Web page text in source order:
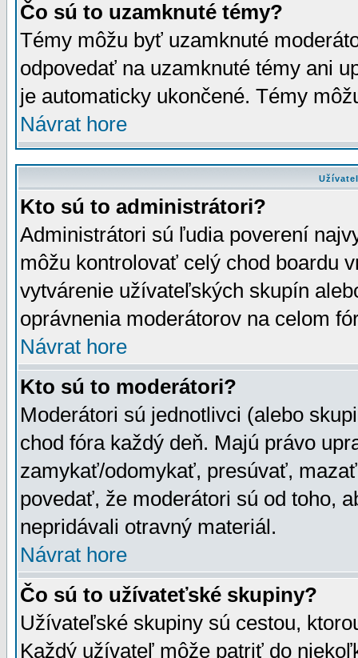
Čo sú to uzamknuté témy?
Témy môžu byť uzamknuté
odpovedať na uzamknuté témy ani
je automaticky ukončené. Témy
Návrat hore
Kto sú to administrátori?
Administrátori sú ľudia poverení
môžu kontrolovať celý chod boardu
vytvárenie užívateľských skupín
oprávnenia moderátorov na celom
Návrat hore
Kto sú to moderátori?
Moderátori sú jednotlivci (alebo
chod fóra každý deň. Majú právo
zamykať/odomykať, presúvať,
povedať, že moderátori sú od toho,
nepridávali otravný materiál.
Návrat hore
Čo sú to užívateťské skupiny?
Užívateľské skupiny sú cestou,
Každý užívateľ môže patriť do